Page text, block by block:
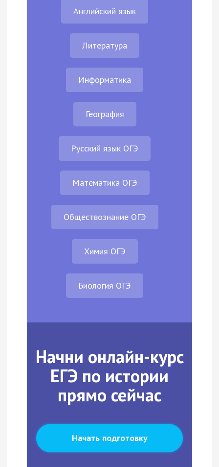
Английский язык
Литература
Информатика
География
Русский язык ОГЭ
Математика ОГЭ
Обществознание ОГЭ
Химия ОГЭ
Биология ОГЭ
Начни онлайн-курс
ЕГЭ по истории
прямо сейчас
Начать подготовку